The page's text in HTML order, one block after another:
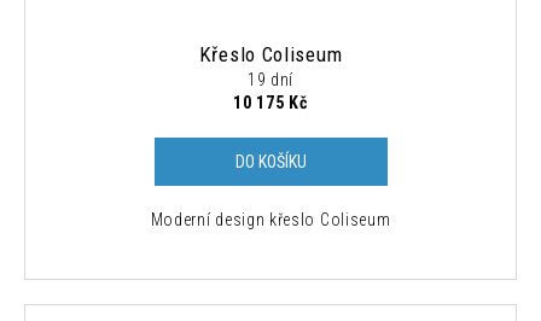
Křeslo Coliseum
19 dní
10 175 Kč
DO KOŠÍKU
Moderní design křeslo Coliseum